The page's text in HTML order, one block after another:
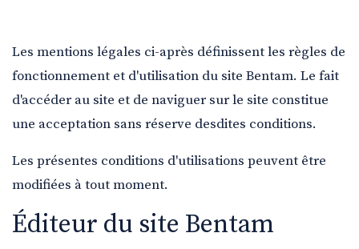
Les mentions légales ci-après définissent les règles de
fonctionnement et d'utilisation du site Bentam. Le fait
d'accéder au site et de naviguer sur le site constitue
une acceptation sans réserve desdites conditions.
Les présentes conditions d'utilisations peuvent être
modifiées à tout moment.
Éditeur du site Bentam